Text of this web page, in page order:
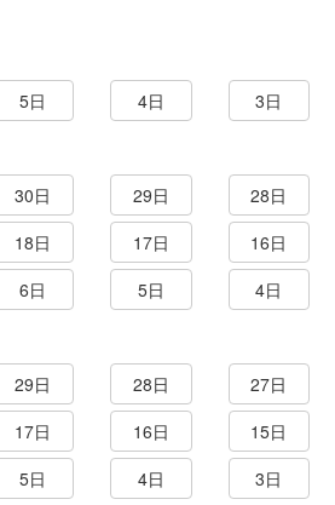
5日 4日 3日
30日 29日 28日
18日 17日 16日
6日 5日 4日
29日 28日 27日
17日 16日 15日
5日 4日 3日